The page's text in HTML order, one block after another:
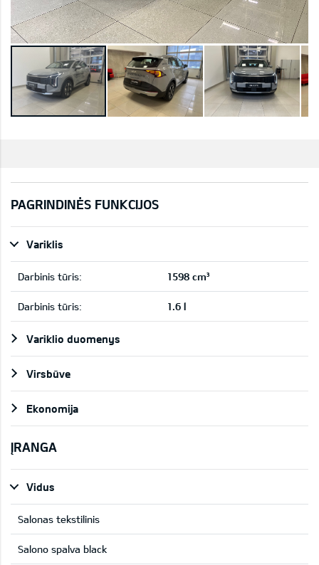
PAGRINDINĖS FUNKCIJOS
Variklis
Darbinis tūris: 1598 cm³
Darbinis tūris: 1.6 l
Variklio duomenys
Virsbūve
Ekonomija
ĮRANGA
Vidus
Salonas tekstilinis
Salono spalva black